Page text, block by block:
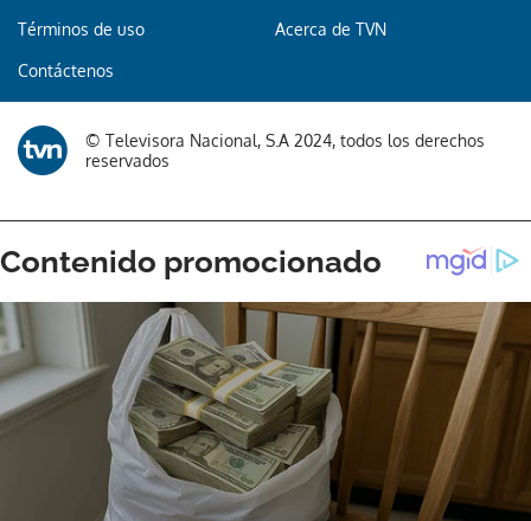
Términos de uso Acerca de TVN
Contáctenos
© Televisora Nacional, S.A 2024, todos los derechos
reservados